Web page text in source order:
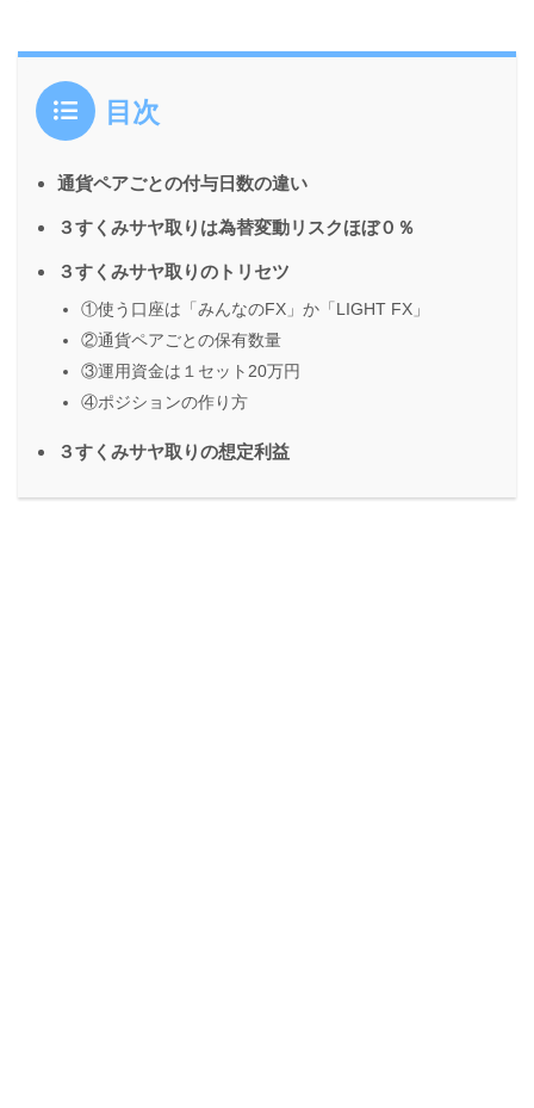
目次
通貨ペアごとの付与日数の違い
３すくみサヤ取りは為替変動リスクほぼ０％
３すくみサヤ取りのトリセツ
①使う口座は「みんなのFX」か「LIGHT FX」
②通貨ペアごとの保有数量
③運用資金は１セット20万円
④ポジションの作り方
３すくみサヤ取りの想定利益